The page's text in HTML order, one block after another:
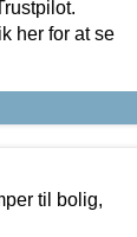
her for at se
til bolig,